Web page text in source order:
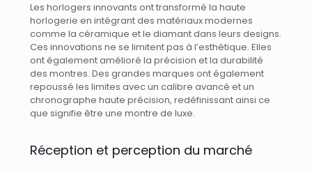
Les horlogers innovants ont transformé la haute
horlogerie en intégrant des matériaux modernes
comme la céramique et le diamant dans leurs designs.
Ces innovations ne se limitent pas à l’esthétique. Elles
ont également amélioré la précision et la durabilité
des montres. Des grandes marques ont également
repoussé les limites avec un calibre avancé et un
chronographe haute précision, redéfinissant ainsi ce
que signifie être une montre de luxe.
Réception et perception du marché